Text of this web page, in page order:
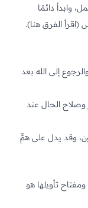
وابدأ دائمًا
(اقرأ الفرق هنا).
إلى الله بعد
الحال عند
وقد يدل على همٍّ
تأويلها هو